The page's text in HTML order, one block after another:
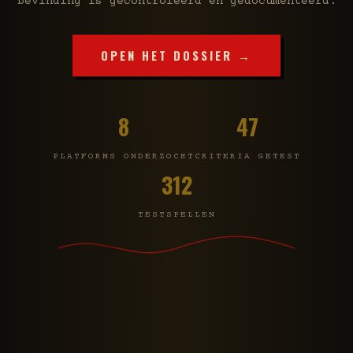
OPEN HET DOSSIER →
8
PLATFORMS ONDERZOCHT
47
CRITERIA GETEST
312
TESTSPELLEN